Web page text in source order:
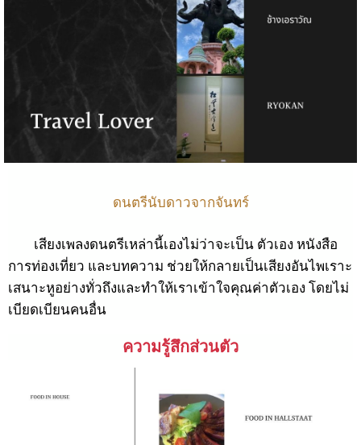
ดนตรีนับดาวจากจันทร์
เสียงเพลงดนตรีเหล่านี้เองไม่ว่าจะเป็น ตัวเอง หนังสือ
การท่องเที่ยว และบทความ ช่วยให้กลายเป็นเสียงอันไพเราะ
เสนาะหูอย่างทั่วถึงและทำให้เราเข้าใจคุณค่าตัวเอง โดยไม่
เบียดเบียนคนอื่น
ความรู้สึกส่วนตัว